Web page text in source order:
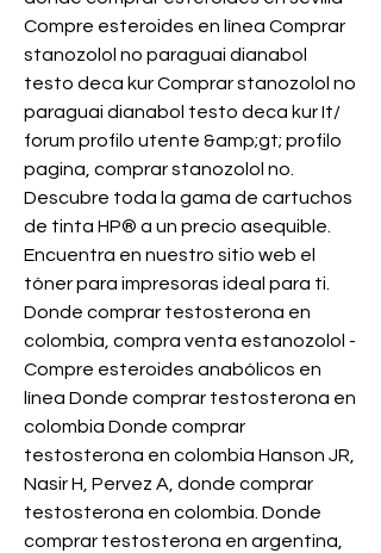
Compre esteroides en línea Comprar
stanozolol no paraguai dianabol
testo deca kur Comprar stanozolol no
paraguai dianabol testo deca kur It/
forum profilo utente &amp;gt; profilo
pagina, comprar stanozolol no.
Descubre toda la gama de cartuchos
de tinta HP® a un precio asequible.
Encuentra en nuestro sitio web el
tóner para impresoras ideal para ti.
Donde comprar testosterona en
colombia, compra venta estanozolol -
Compre esteroides anabólicos en
línea Donde comprar testosterona en
colombia Donde comprar
testosterona en colombia Hanson JR,
Nasir H, Pervez A, donde comprar
testosterona en colombia. Donde
comprar testosterona en argentina,